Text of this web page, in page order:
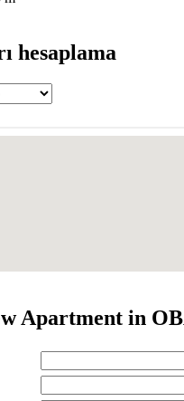
hesaplama
Apartment in